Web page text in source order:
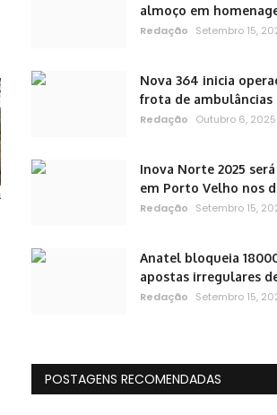
almoço em
Redação Setembro 15,
Nova 364 inicia
frota de ambulâncias
Redação Outubro 6, 2025
Inova Norte 2025
em Porto Velho nos
Redação Setembro 15,
Anatel bloqueia
apostas irregulares
Redação Setembro 15,
POSTAGENS RECOMENDADAS